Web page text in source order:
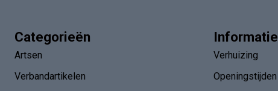
Categorieën
Artsen
Verbandartikelen
Informatie
Verhuizing
Openingstijden